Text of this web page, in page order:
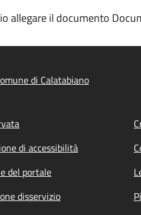
allegare il documento
di Calatabiano
menu
di accessibilità
del portale
disservizio